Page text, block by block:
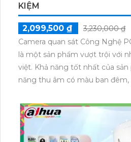
KIỆM
2,099,500 ₫
3,230,000 ₫
Camera quan sát Công Nghệ
là một sản phẩm vượt trội với
việt. Khả năng tốt nhất của sản
năng thu âm có màu ban
H.265+/H.265/H.264+/
hữu công nghệ Có Màu Ban
cho hình ảnh thiếu sáng. Với